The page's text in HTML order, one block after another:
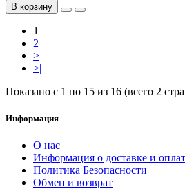
В корзину
1
2
>
>|
Показано с 1 по 15 из 16 (всего 2
Информация
О нас
Информация о доставке и
Политика Безопасности
Обмен и возврат